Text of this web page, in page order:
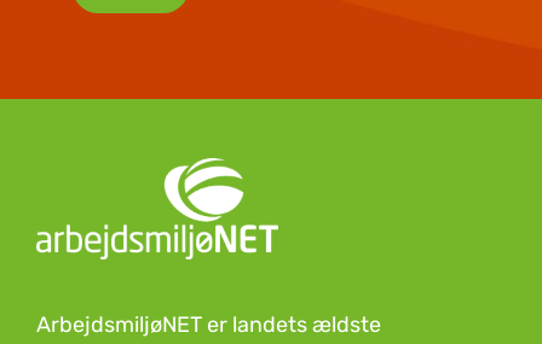
ArbejdsmiljøNET er landets ældste